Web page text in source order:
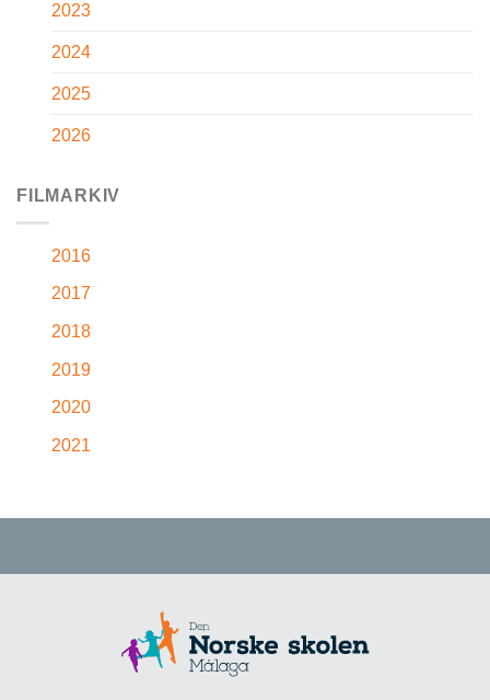
2023
2024
2025
2026
FILMARKIV
2016
2017
2018
2019
2020
2021